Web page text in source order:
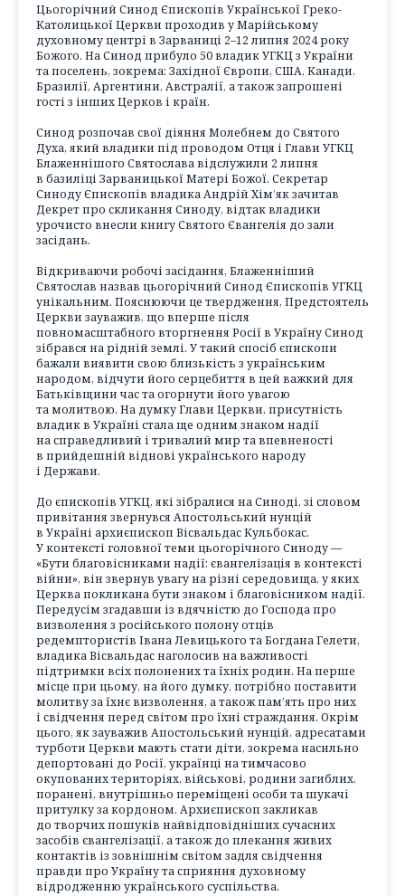
Цьогорічний Синод Єпископів Української Греко-
Католицької Церкви проходив у Марійському
духовному центрі в Зарваниці 2–12 липня 2024 року
Божого. На Синод прибуло 50 владик УГКЦ з України
та поселень, зокрема: Західної Європи, США, Канади,
Бразилії, Аргентини, Австралії, а також запрошені
гості з інших Церков і країн.
Синод розпочав свої діяння Молебнем до Святого
Духа, який владики під проводом Отця і Глави УГКЦ
Блаженнішого Святослава відслужили 2 липня
в базиліці Зарваницької Матері Божої. Секретар
Синоду Єпископів владика Андрій Хім’як зачитав
Декрет про скликання Синоду, відтак владики
урочисто внесли книгу Святого Євангелія до зали
засідань.
Відкриваючи робочі засідання, Блаженніший
Святослав назвав цьогорічний Синод Єпископів УГКЦ
унікальним. Пояснюючи це твердження, Предстоятель
Церкви зауважив, що вперше після
повномасштабного вторгнення Росії в Україну Синод
зібрався на рідній землі. У такий спосіб єпископи
бажали виявити свою близькість з українським
народом, відчути його серцебиття в цей важкий для
Батьківщини час та огорнути його увагою
та молитвою. На думку Глави Церкви, присутність
владик в Україні стала ще одним знаком надії
на справедливий і тривалий мир та впевненості
в прийдешній віднові українського народу
і Держави.
До єпископів УГКЦ, які зібралися на Синоді, зі словом
привітання звернувся Апостольський нунцій
в Україні архиєпископ Вісвальдас Кульбокас.
У контексті головної теми цьогорічного Синоду —
«Бути благовісниками надії: євангелізація в контексті
війни», він звернув увагу на різні середовища, у яких
Церква покликана бути знаком і благовісником надії.
Передусім згадавши із вдячністю до Господа про
визволення з російського полону отців
редемптористів Івана Левицького та Богдана Гелети,
владика Вісвальдас наголосив на важливості
підтримки всіх полонених та їхніх родин. На перше
місце при цьому, на його думку, потрібно поставити
молитву за їхнє визволення, а також пам’ять про них
і свідчення перед світом про їхні страждання. Окрім
цього, як зауважив Апостольський нунцій, адресатами
турботи Церкви мають стати діти, зокрема насильно
депортовані до Росії, українці на тимчасово
окупованих територіях, військові, родини загиблих,
поранені, внутрішньо переміщені особи та шукачі
притулку за кордоном. Архиєпископ закликав
до творчих пошуків найвідповідніших сучасних
засобів євангелізації, а також до плекання живих
контактів із зовнішнім світом задля свідчення
правди про Україну та сприяння духовному
відродженню українського суспільства.